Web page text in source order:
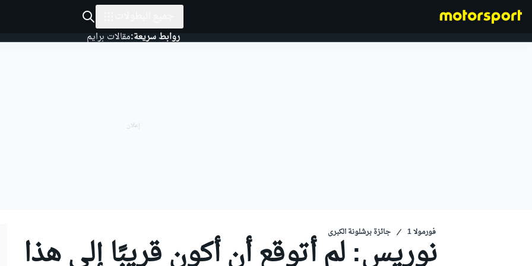
روابط سريعة:مقالات برايم
فورمولا 1 جائزة برشلونة الكبرى
نوريس: لم أتوقع أن أكون قريبًا إلى هذا